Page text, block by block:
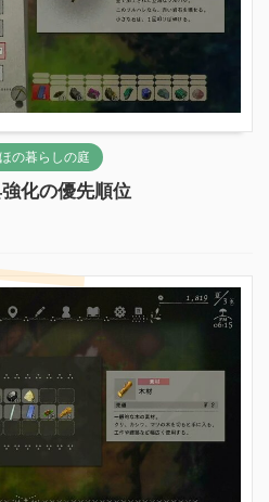
ほの暮らしの庭
強化の優先順位